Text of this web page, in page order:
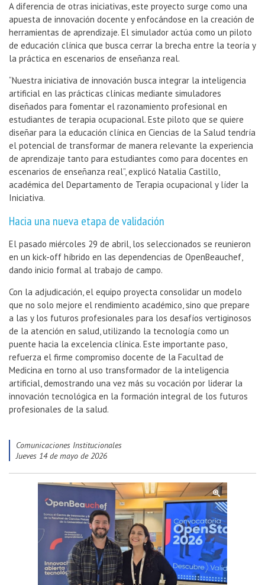
A diferencia de otras iniciativas, este proyecto surge como una
apuesta de innovación docente y enfocándose en la creación de
herramientas de aprendizaje. El simulador actúa como un piloto
de educación clínica que busca cerrar la brecha entre la teoría y
la práctica en escenarios de enseñanza real.
“Nuestra iniciativa de innovación busca integrar la inteligencia
artificial en las prácticas clínicas mediante simuladores
diseñados para fomentar el razonamiento profesional en
estudiantes de terapia ocupacional. Este piloto que se quiere
diseñar para la educación clínica en Ciencias de la Salud tendría
el potencial de transformar de manera relevante la experiencia
de aprendizaje tanto para estudiantes como para docentes en
escenarios de enseñanza real”, explicó Natalia Castillo,
académica del Departamento de Terapia ocupacional y líder la
Iniciativa.
Hacia una nueva etapa de validación
El pasado miércoles 29 de abril, los seleccionados se reunieron
en un kick-off híbrido en las dependencias de OpenBeauchef,
dando inicio formal al trabajo de campo.
Con la adjudicación, el equipo proyecta consolidar un modelo
que no solo mejore el rendimiento académico, sino que prepare
a las y los futuros profesionales para los desafíos vertiginosos
de la atención en salud, utilizando la tecnología como un
puente hacia la excelencia clínica. Este importante paso,
refuerza el firme compromiso docente de la Facultad de
Medicina en torno al uso transformador de la inteligencia
artificial, demostrando una vez más su vocación por liderar la
innovación tecnológica en la formación integral de los futuros
profesionales de la salud.
Comunicaciones Institucionales
jueves 14 de mayo de 2026